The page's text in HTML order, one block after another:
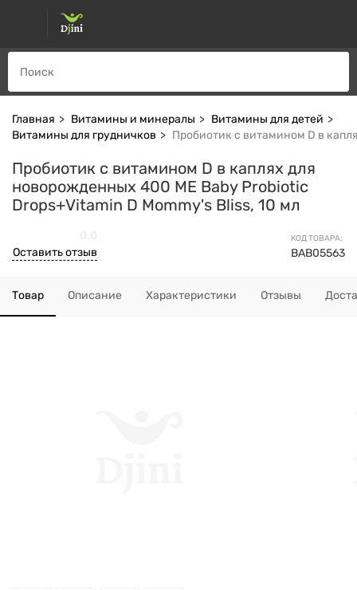
Главная Витамины и минералы
Витамины для детей
Витамины для грудничков
Пробиотик с витамином D в
Пробиотик с витамином D в каплях для
новорожденных 400 МЕ Baby Probiotic
Drops+Vitamin D Mommy's Bliss, 10 мл
КОД ТОВАРА:
BAB05563
Оставить отзыв
Товар Описание Характеристики Отзывы